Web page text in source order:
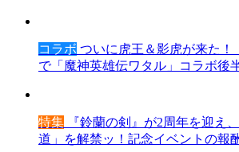
コラボ ついに虎王＆影虎が来た！
で「魔神英雄伝ワタル」コラボ後
特集 『鈴蘭の剣』が2周年を迎え
道」を解禁ッ！記念イベントの報